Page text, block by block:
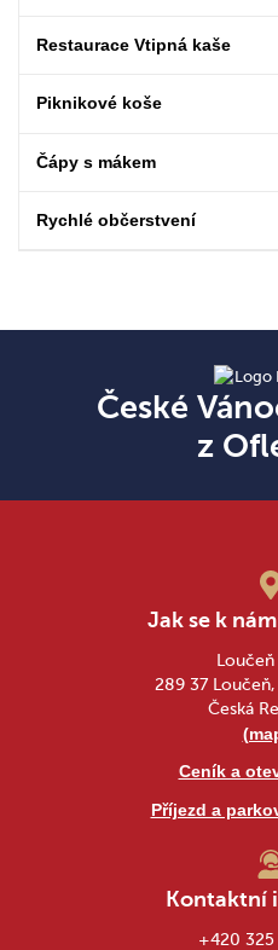
Restaurace Vtipná kaše
Piknikové koše
Čápy s mákem
Rychlé občerstvení
České
z
Jak se k
Loučeň
289 37
Česká
Ceník a
Příjezd a
Kontaktní
+420